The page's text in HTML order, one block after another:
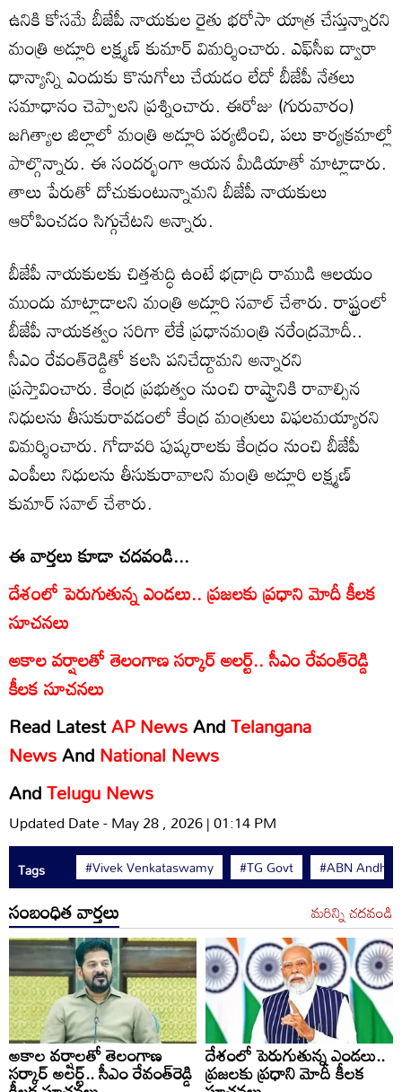
ఉనికి కోసమే బీజేపీ నాయకుల రైతు భరోసా యాత్ర చేస్తున్నారని
మంత్రి అడ్లూరి లక్ష్మణ్ కుమార్ విమర్శించారు. ఎఫ్‌సీఐ ద్వారా
ధాన్యాన్ని ఎందుకు కొనుగోలు చేయడం లేదో బీజేపీ నేతలు
సమాధానం చెప్పాలని ప్రశ్నించారు. ఈరోజు (గురువారం)
జగిత్యాల జిల్లాలో మంత్రి అడ్లూరి పర్యటించి, పలు కార్యక్రమాల్లో
పాల్గొన్నారు. ఈ సందర్భంగా ఆయన మీడియాతో మాట్లాడారు.
తాలు పేరుతో దోచుకుంటున్నామని బీజేపీ నాయకులు
ఆరోపించడం సిగ్గుచేటని అన్నారు.
బీజేపీ నాయకులకు చిత్తశుద్ధి ఉంటే భద్రాద్రి రాముడి ఆలయం
ముందు మాట్లాడాలని మంత్రి అడ్లూరి సవాల్ చేశారు. రాష్ట్రంలో
బీజేపీ నాయకత్వం సరిగా లేకే ప్రధానమంత్రి నరేంద్రమోదీ..
సీఎం రేవంత్‌రెడ్డితో కలసి పనిచేద్దామని అన్నారని
ప్రస్తావించారు. కేంద్ర ప్రభుత్వం నుంచి రాష్ట్రానికి రావాల్సిన
నిధులను తీసుకురావడంలో కేంద్ర మంత్రులు విఫలమయ్యారని
విమర్శించారు. గోదావరి పుష్కరాలకు కేంద్రం నుంచి బీజేపీ
ఎంపీలు నిధులను తీసుకురావాలని మంత్రి అడ్లూరి లక్ష్మణ్
కుమార్ సవాల్ చేశారు.
ఈ వార్తలు కూడా చదవండి...
దేశంలో పెరుగుతున్న ఎండలు.. ప్రజలకు ప్రధాని మోదీ కీలక
సూచనలు
అకాల వర్షాలతో తెలంగాణ సర్కార్ అలర్ట్.. సీఎం రేవంత్‌రెడ్డి
కీలక సూచనలు
Read LatestAP NewsAndTelangana
NewsAndNational News
AndTelugu News
Updated Date - May 28 , 2026 | 01:14 PM
Tags #Vivek Venkataswamy #TG Govt #ABN
సంబంధిత వార్తలు మరిన్ని చదవండి
అకాల వర్షాలతో తెలంగాణ
సర్కార్ అలర్ట్.. సీఎం రేవంత్‌రెడ్డి
దేశంలో పెరుగుతున్న ఎండలు..
ప్రజలకు ప్రధాని మోదీ కీలక